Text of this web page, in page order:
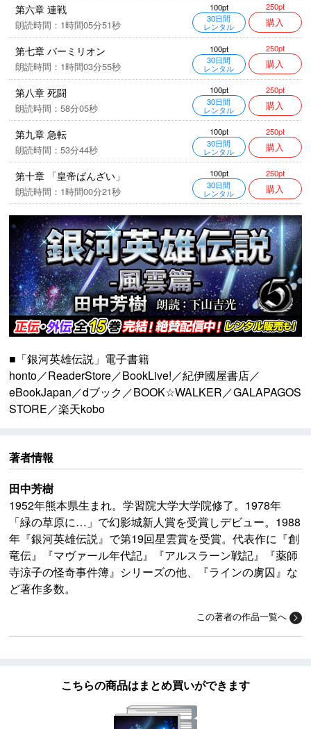
第六章 連戦
朗読時間：1時間05分51秒
100pt
30日間
レンタル
250pt
購入
第七章 バーミリオン
朗読時間：1時間03分55秒
100pt
30日間
レンタル
250pt
購入
第八章 死闘
朗読時間：58分05秒
100pt
30日間
レンタル
250pt
購入
第九章 急転
朗読時間：53分44秒
100pt
30日間
レンタル
250pt
購入
第十章 「皇帝ばんざい」
朗読時間：1時間00分21秒
100pt
30日間
レンタル
250pt
購入
■「銀河英雄伝説」電子書籍
honto／ReaderStore／BookLive!／紀伊國屋書店／
eBookJapan／dブック ／BOOK☆WALKER／GALAPAGOS
STORE／楽天kobo
著者情報
田中芳樹
1952年熊本県生まれ。学習院大学大学院修了。1978年
「緑の草原に…」で幻影城新人賞を受賞しデビュー。1988
年『銀河英雄伝説』で第19回星雲賞を受賞。代表作に『創
竜伝』『マヴァール年代記』『アルスラーン戦記』『薬師
寺涼子の怪奇事件簿』シリーズの他、『ラインの虜囚』な
ど著作多数。
この著者の作品一覧へ
こちらの商品はまとめ買いができます